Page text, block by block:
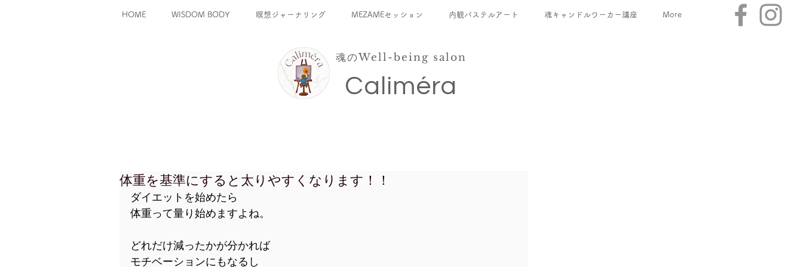
HOME WISDOM BODY 瞑想ジャーナリング MEZAMEセッション 内観パステルアート 魂キャンドルワーカー講座 More
​Caliméra
魂のWell-being salon
体重を基準にすると太りやすくなります！！
ダイエットを始めたら
体重って量り始めますよね。
どれだけ減ったかが分かれば
モチベーションにもなるし